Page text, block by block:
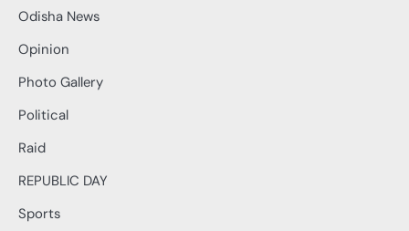
Odisha News
Opinion
Photo Gallery
Political
Raid
REPUBLIC DAY
Sports